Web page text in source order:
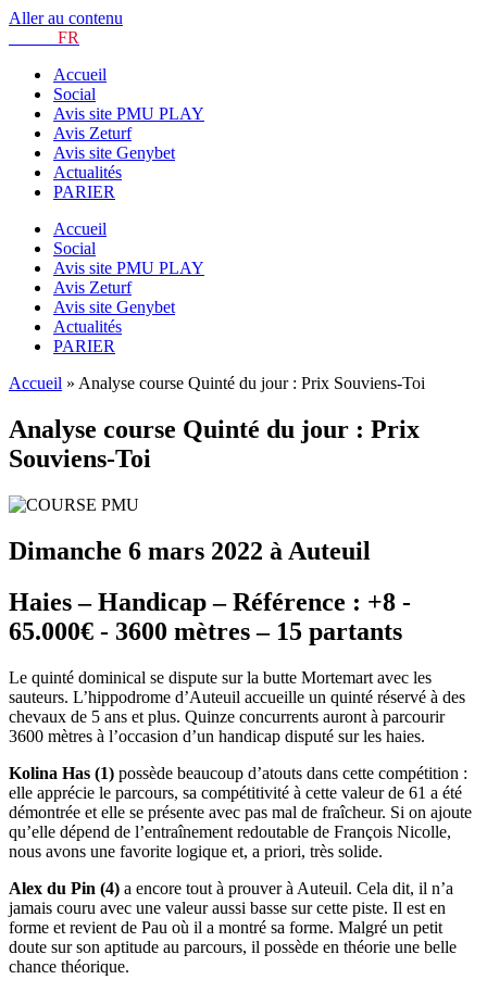
Aller au contenu
FR
Accueil
Social
Avis site PMU PLAY
Avis Zeturf
Avis site Genybet
Actualités
PARIER
Accueil
Social
Avis site PMU PLAY
Avis Zeturf
Avis site Genybet
Actualités
PARIER
Accueil » Analyse course Quinté du jour : Prix Souviens-Toi
Analyse course Quinté du jour : Prix
Souviens-Toi
Dimanche 6 mars 2022 à Auteuil
Haies – Handicap – Référence : +8 -
65.000€ - 3600 mètres – 15 partants
Le quinté dominical se dispute sur la butte Mortemart avec les
sauteurs. L’hippodrome d’Auteuil accueille un quinté réservé à des
chevaux de 5 ans et plus. Quinze concurrents auront à parcourir
3600 mètres à l’occasion d’un handicap disputé sur les haies.
Kolina Has (1) possède beaucoup d’atouts dans cette compétition :
elle apprécie le parcours, sa compétitivité à cette valeur de 61 a été
démontrée et elle se présente avec pas mal de fraîcheur. Si on ajoute
qu’elle dépend de l’entraînement redoutable de François Nicolle,
nous avons une favorite logique et, a priori, très solide.
Alex du Pin (4) a encore tout à prouver à Auteuil. Cela dit, il n’a
jamais couru avec une valeur aussi basse sur cette piste. Il est en
forme et revient de Pau où il a montré sa forme. Malgré un petit
doute sur son aptitude au parcours, il possède en théorie une belle
chance théorique.